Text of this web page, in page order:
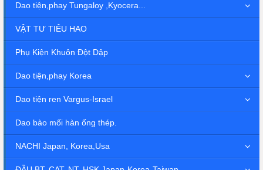
Dao tiện,phay Tungaloy ,Kyocera...
VẬT TƯ TIÊU HAO
Phụ Kiện Khuôn Đột Dập
Dao tiện,phay Korea
Dao tiện ren Vargus-Israel
Dao bào mối hàn ống thép.
NACHI Japan, Korea,Usa